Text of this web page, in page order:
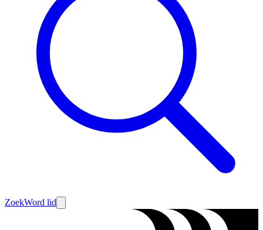
ZoekWord lid